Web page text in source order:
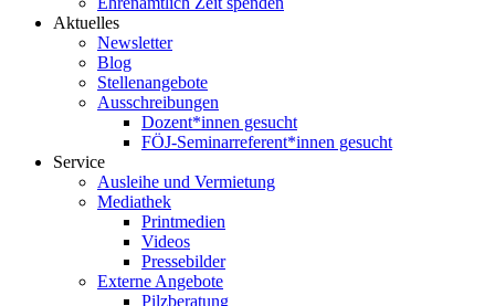
Aktuelles
Newsletter
Blog
Stellenangebote
Ausschreibungen
Dozent*innen gesucht
FÖJ-Seminarreferent*innen gesucht
Service
Ausleihe und Vermietung
Mediathek
Printmedien
Videos
Pressebilder
Externe Angebote
Pilzberatung